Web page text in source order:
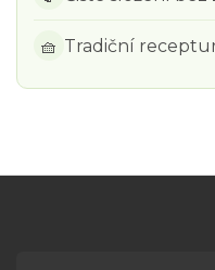
🧺 Tradiční